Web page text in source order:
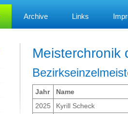
Archive Links
Meisterchronik
Jahr
Name
2025
Kyrill Scheck